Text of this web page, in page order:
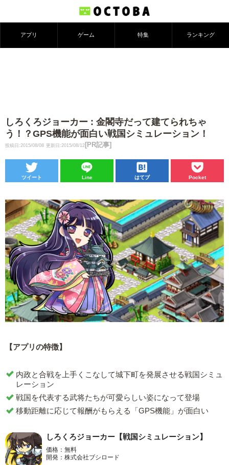
アプリ ゲーム 特集 ランキング
しろくろジョーカー : 金閣寺だって建てられちゃ
う！？GPS機能が面白い戦国シミュレーション！
投稿日:2015/08/08 更新日:2015/08/12 [PR記事]
ツイート Line はてブ Pocket
【アプリの特徴】
内政と合戦を上手くこなして城下町を発展させる戦国シミュ
レーション
戦国を代表する武将たちが可愛らしい姿になって登場
移動距離に応じて報酬がもらえる「GPS機能」が面白い
しろくろジョーカー【戦国シミュレーション】
価格：無料
開発：株式会社ブシロード